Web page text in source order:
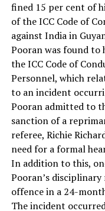
fined 15 per cent of
of the ICC Code of
against India in
Pooran was found to
the ICC Code of
Personnel, which
to an incident
Pooran admitted to
sanction of a
referee, Richie
need for a formal
In addition to this,
Pooran’s
offence in a 24-
The incident